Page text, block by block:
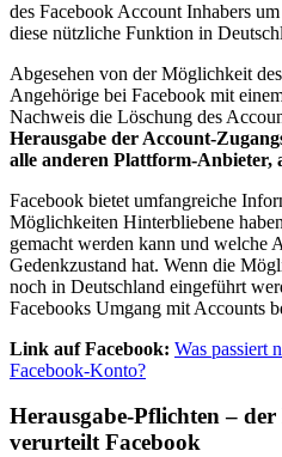
des Facebook Account Inhabers
diese nützliche Funktion in
Abgesehen von der Möglichkeit
Angehörige bei Facebook mit
Nachweis die Löschung des
Herausgabe der Account-
alle anderen Plattform-Anbieter,
Facebook bietet umfangreiche
Möglichkeiten Hinterbliebene
gemacht werden kann und welche
Gedenkzustand hat. Wenn die
noch in Deutschland eingeführt
Facebooks Umgang mit Accounts
Link auf Facebook: Was passiert
Facebook-Konto?
Herausgabe-Pflichten –
verurteilt Facebook